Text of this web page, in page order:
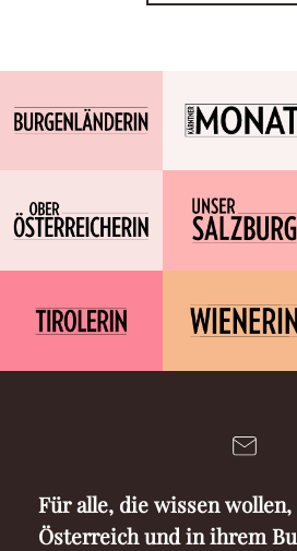
Für alle, die wissen
Österreich und in ihrem